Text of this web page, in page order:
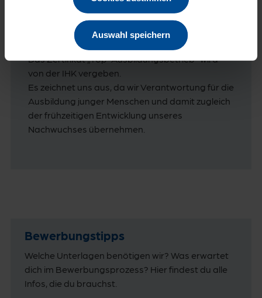
Auswahl speichern
Das Zertifikat „Top-Ausbildungsbetrieb“ wird
von der IHK vergeben.
Es zeichnet uns aus, da wir Verantwortung für die
Ausbildung junger Menschen und damit zugleich
der frühzeitigen Entwicklung unseres
Nachwuchses übernehmen.
Bewerbungstipps
Welche Unterlagen benötigen wir? Was erwartet
dich im Bewerbungsprozess? Hier findest du alle
Infos, die du brauchst.